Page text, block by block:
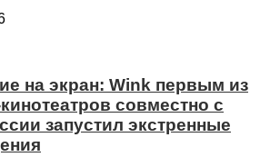
на экран: Wink первым из
совместно с
запустил экстренные